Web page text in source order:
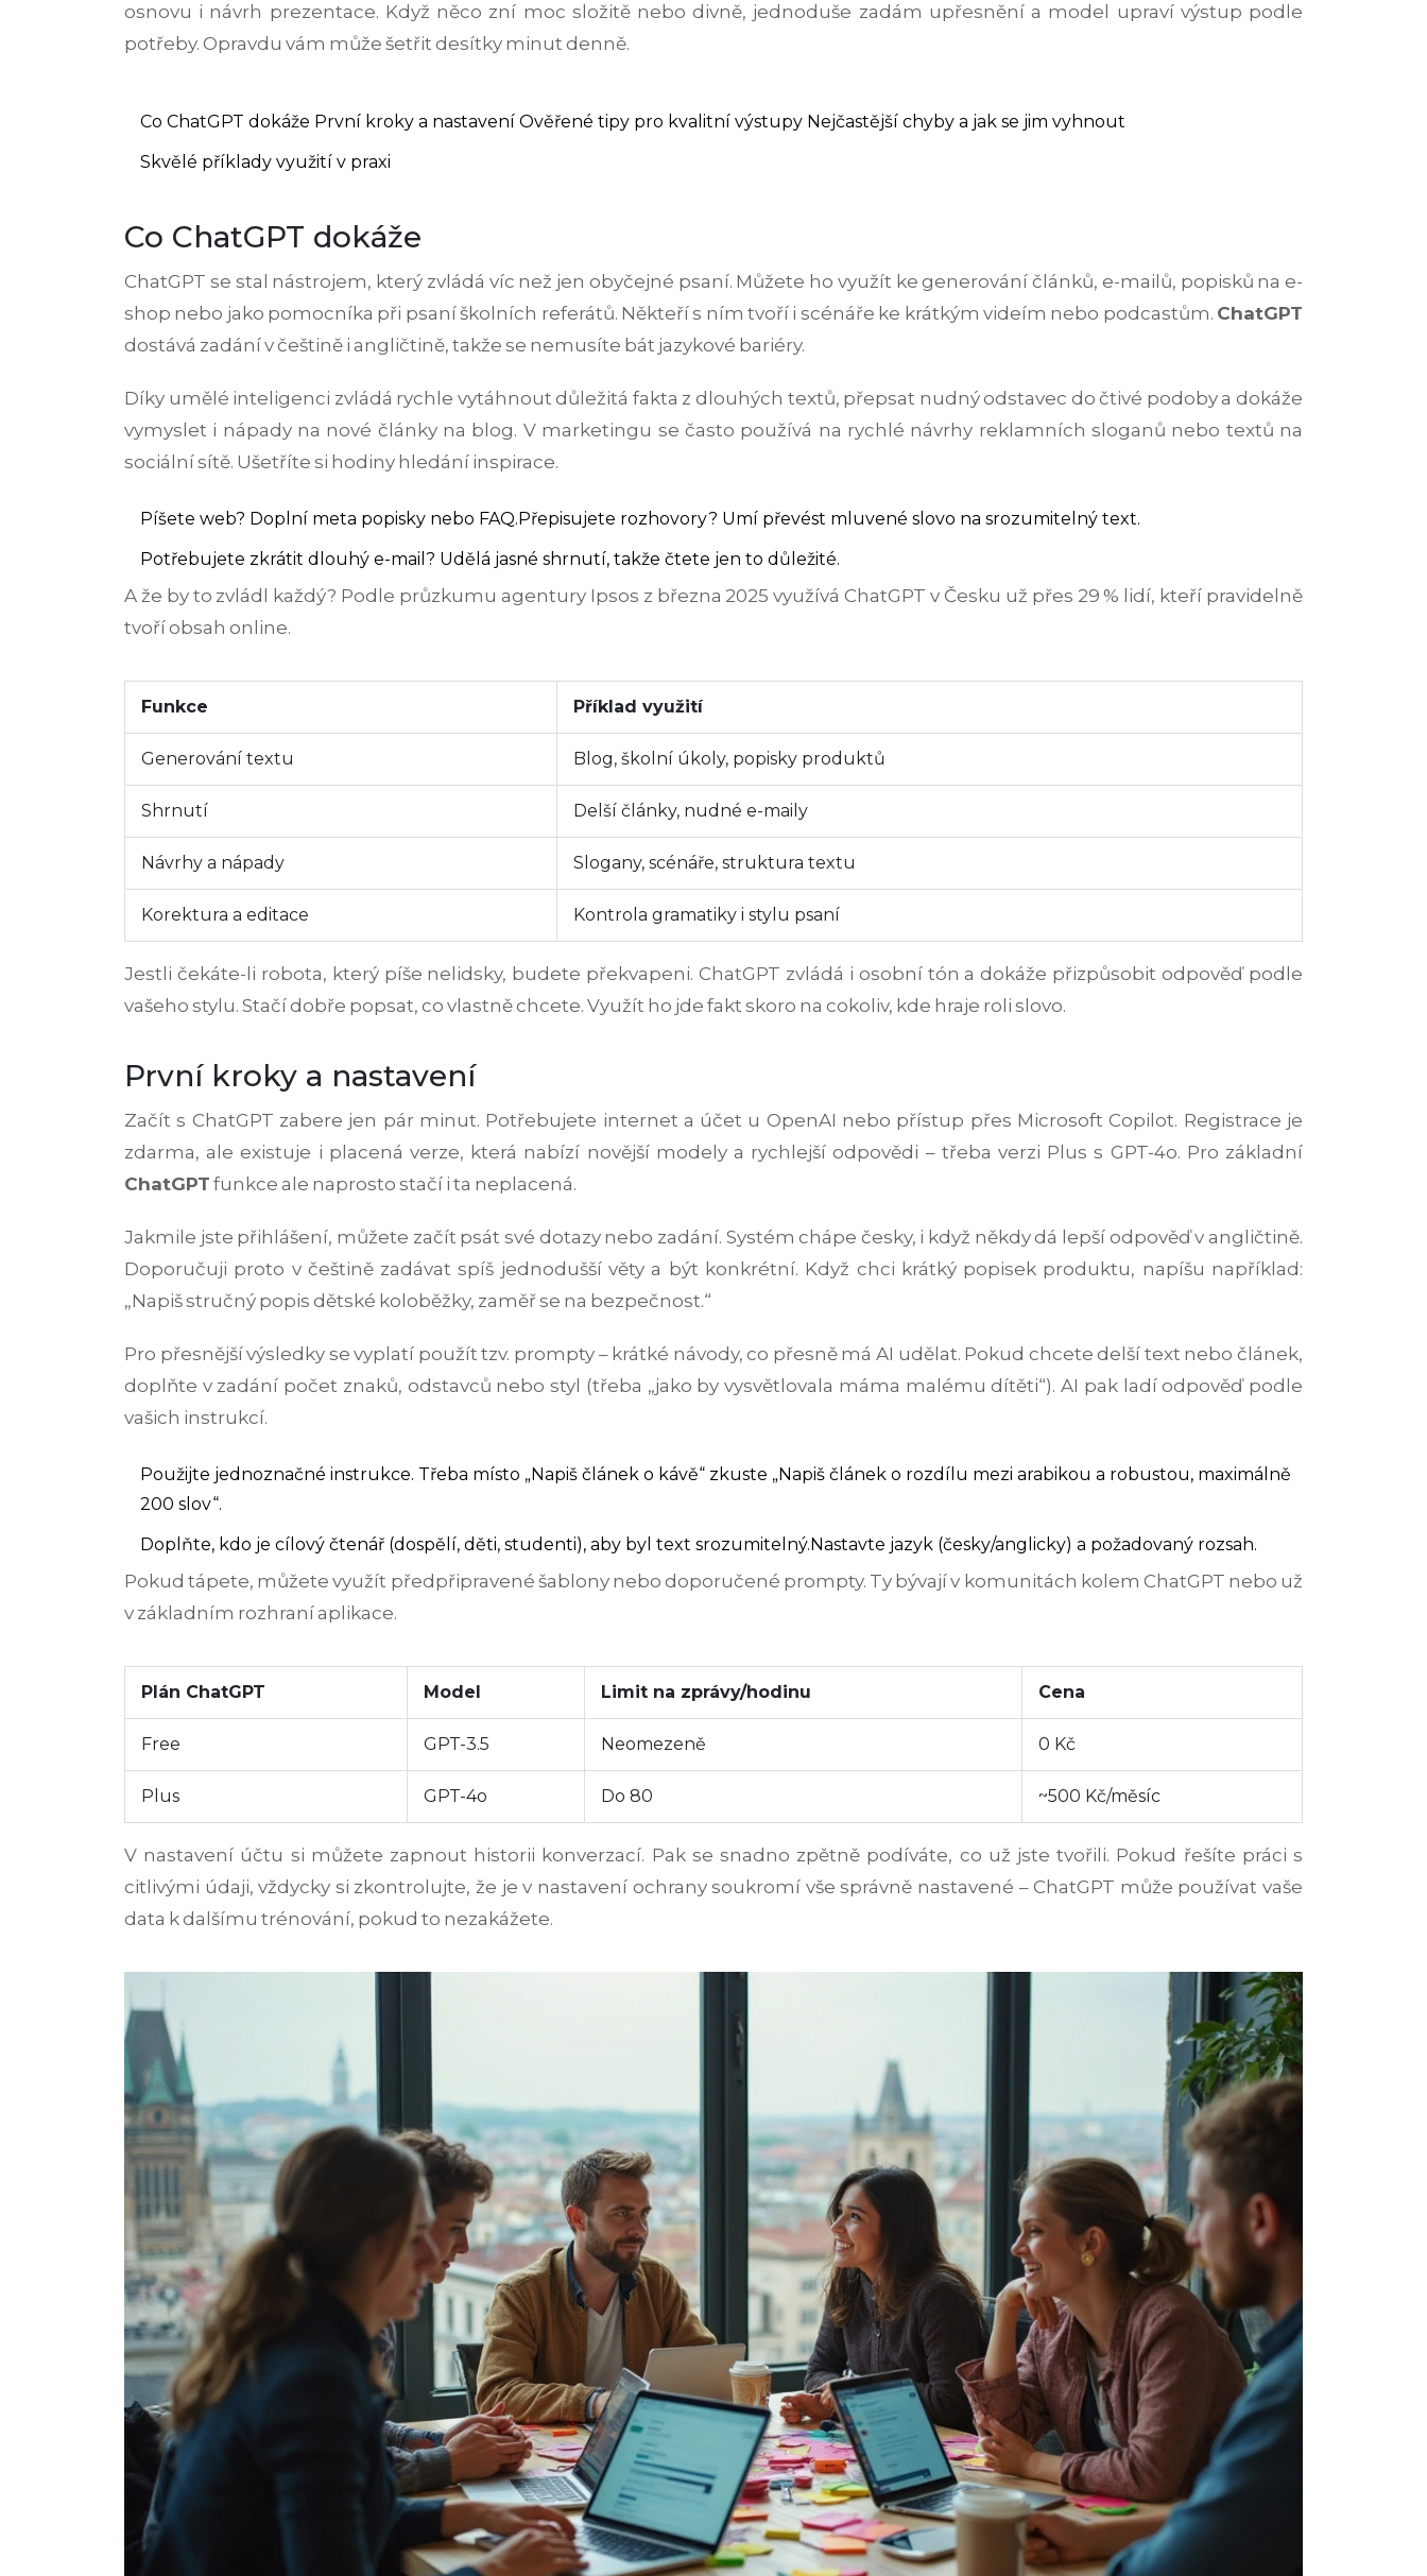
osnovu i návrh prezentace. Když něco zní moc složitě nebo divně, jednoduše zadám upřesnění a model upraví výstup podle
potřeby. Opravdu vám může šetřit desítky minut denně.
Co ChatGPT dokáže První kroky a nastavení Ověřené tipy pro kvalitní výstupy Nejčastější chyby a jak se jim vyhnout
Skvělé příklady využití v praxi
Co ChatGPT dokáže
ChatGPT se stal nástrojem, který zvládá víc než jen obyčejné psaní. Můžete ho využít ke generování článků, e-mailů, popisků na e-
shop nebo jako pomocníka při psaní školních referátů. Někteří s ním tvoří i scénáře ke krátkým videím nebo podcastům. ChatGPT
dostává zadání v češtině i angličtině, takže se nemusíte bát jazykové bariéry.
Díky umělé inteligenci zvládá rychle vytáhnout důležitá fakta z dlouhých textů, přepsat nudný odstavec do čtivé podoby a dokáže
vymyslet i nápady na nové články na blog. V marketingu se často používá na rychlé návrhy reklamních sloganů nebo textů na
sociální sítě. Ušetříte si hodiny hledání inspirace.
Píšete web? Doplní meta popisky nebo FAQ. Přepisujete rozhovory? Umí převést mluvené slovo na srozumitelný text.
Potřebujete zkrátit dlouhý e-mail? Udělá jasné shrnutí, takže čtete jen to důležité.
A že by to zvládl každý? Podle průzkumu agentury Ipsos z března 2025 využívá ChatGPT v Česku už přes 29 % lidí, kteří pravidelně
tvoří obsah online.
Funkce Příklad využití
Generování textu Blog, školní úkoly, popisky produktů
Shrnutí Delší články, nudné e-maily
Návrhy a nápady Slogany, scénáře, struktura textu
Korektura a editace Kontrola gramatiky i stylu psaní
Jestli čekáte-li robota, který píše nelidsky, budete překvapeni. ChatGPT zvládá i osobní tón a dokáže přizpůsobit odpověď podle
vašeho stylu. Stačí dobře popsat, co vlastně chcete. Využít ho jde fakt skoro na cokoliv, kde hraje roli slovo.
První kroky a nastavení
Začít s ChatGPT zabere jen pár minut. Potřebujete internet a účet u OpenAI nebo přístup přes Microsoft Copilot. Registrace je
zdarma, ale existuje i placená verze, která nabízí novější modely a rychlejší odpovědi – třeba verzi Plus s GPT-4o. Pro základní
ChatGPT funkce ale naprosto stačí i ta neplacená.
Jakmile jste přihlášení, můžete začít psát své dotazy nebo zadání. Systém chápe česky, i když někdy dá lepší odpověď v angličtině.
Doporučuji proto v češtině zadávat spíš jednodušší věty a být konkrétní. Když chci krátký popisek produktu, napíšu například:
„Napiš stručný popis dětské koloběžky, zaměř se na bezpečnost.“
Pro přesnější výsledky se vyplatí použít tzv. prompty – krátké návody, co přesně má AI udělat. Pokud chcete delší text nebo článek,
doplňte v zadání počet znaků, odstavců nebo styl (třeba „jako by vysvětlovala máma malému dítěti“). AI pak ladí odpověď podle
vašich instrukcí.
Použijte jednoznačné instrukce. Třeba místo „Napiš článek o kávě“ zkuste „Napiš článek o rozdílu mezi arabikou a robustou, maximálně
200 slov“.
Doplňte, kdo je cílový čtenář (dospělí, děti, studenti), aby byl text srozumitelný. Nastavte jazyk (česky/anglicky) a požadovaný rozsah.
Pokud tápete, můžete využít předpřipravené šablony nebo doporučené prompty. Ty bývají v komunitách kolem ChatGPT nebo už
v základním rozhraní aplikace.
Plán ChatGPT Model Limit na zprávy/hodinu Cena
Free GPT-3.5 Neomezeně 0 Kč
Plus GPT-4o Do 80 ~500 Kč/měsíc
V nastavení účtu si můžete zapnout historii konverzací. Pak se snadno zpětně podíváte, co už jste tvořili. Pokud řešíte práci s
citlivými údaji, vždycky si zkontrolujte, že je v nastavení ochrany soukromí vše správně nastavené – ChatGPT může používat vaše
data k dalšímu trénování, pokud to nezakážete.